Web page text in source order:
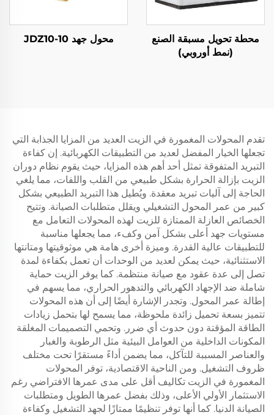
محطة تحويل مسبقة الصنع
(نمط أوروبي)
محول جهد JDZ10-10
تقدم المحولات المغمورة في الزيت العديد من المزايا الجذابة التي
تجعلها الخيار المفضل لعديد من التطبيقات الكهربائية. إن كفاءة
التبريد المتفوقة تمثل أحد أهم هذه المزايا، حيث يقوم نظام دوران
الزيت بإزالة الحرارة بشكل طبيعي من القلب واللفات، مما يلغي
الحاجة إلى آليات تبريد معقدة. ويُطيل هذا التبريد الطبيعي بشكل
كبير من عمر المحول التشغيلي ويقلل متطلبات الصيانة. وتتيح
الخصائص العازلة الممتازة للزيت لهذه المحولات التعامل مع
مستويات جهد أعلى بشكل آمن وكفء، مما يجعلها مناسبة
للتطبيقات عالية القدرة. وميزة أخرى هامة هي موثوقيتها ومتانتها
الاستثنائية، حيث يمكن لعديد من الوحدات أن تعمل بكفاءة لمدة
تصل إلى عدة عقود مع صيانة منتظمة. كما يوفر الزيت حماية
شاملة ضد الإجهاد الكهربائي والتدهور الحراري، مما يسهم في
إطالة عمر المحول. وتجدر الإشارة أيضًا إلى أن هذه المحولات
تتميز بسعة تحميل زائدة ملحوظة، مما يسمح لها بتحمل زيادات
الطاقة المؤقتة دون حدوث أي ضرر. وتحمي التصميمات المغلقة
المكونات الداخلية من العوامل البيئية مثل الرطوبة والغبار
والعناصر المسببة للتآكل، مما يضمن أداءً مستقرًا تحت مختلف
ظروف التشغيل. ومن الناحية الاقتصادية، توفر المحولات
المغمورة في الزيت تكاليف أقل على مدى عمرها الافتراضي رغم
الاستثمار الأولي الأعلى، وذلك بفضل عمرها الطويل ومتطلبات
الصيانة الدنيا. كما أنها توفر تنظيمًا ممتازًا لجهد التشغيل وكفاءة